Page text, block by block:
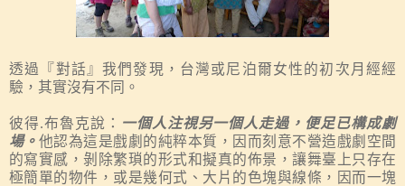
透過『對話』我們發現，台灣或尼泊爾女性的初次月經經
驗，其實沒有不同。
彼得.布魯克說： 一個人注視另一個人走過 ， 便足已構成劇
場。 他認為這是戲劇的純粹本質，因而刻意不營造戲劇空間
的寫實感，剝除繁瑣的形式和擬真的佈景，讓舞臺上只存在
極簡單的物件 ，或是幾何式、大片的色塊與線條， 因而一塊